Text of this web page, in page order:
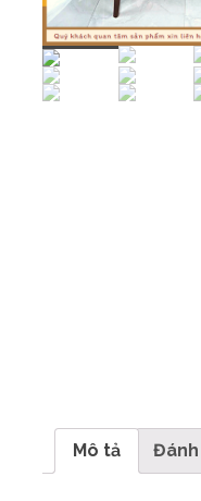
Mô tả Đánh